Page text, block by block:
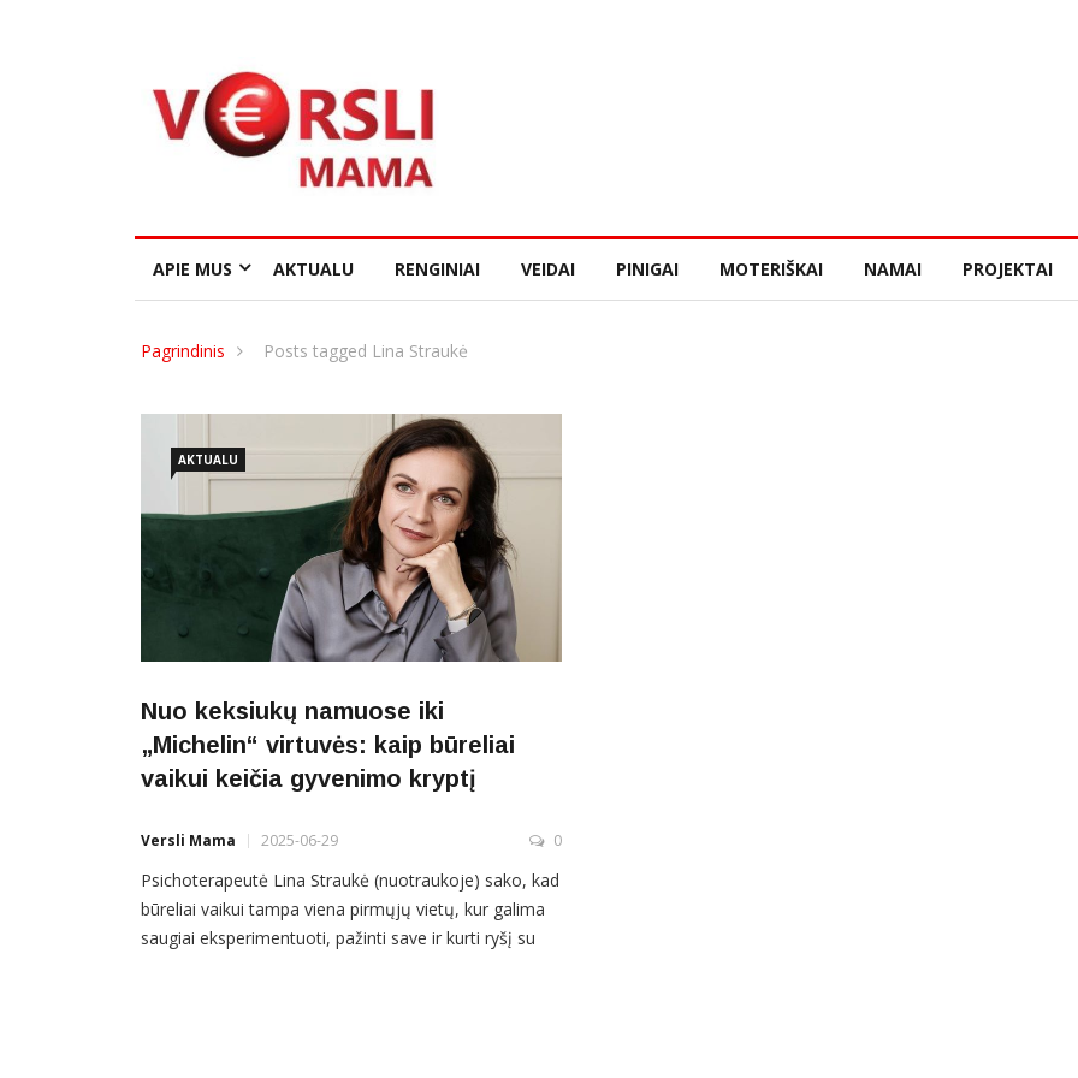
APIE MUS AKTUALU RENGINIAI VEIDAI PINIGAI MOTERIŠKAI NAMAI PROJEKTAI
Pagrindinis Posts tagged Lina Straukė
AKTUALU
Nuo keksiukų namuose iki
„Michelin“ virtuvės: kaip būreliai
vaikui keičia gyvenimo kryptį
Versli Mama 2025-06-29 0
Psichoterapeutė Lina Straukė (nuotraukoje) sako, kad
būreliai vaikui tampa viena pirmųjų vietų, kur galima
saugiai eksperimentuoti, pažinti save ir kurti ryšį su